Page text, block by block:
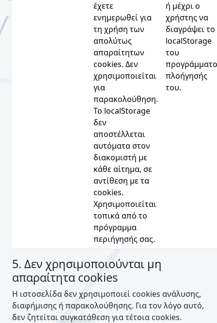
έχετε
ενημερωθεί για
τη χρήση των
απολύτως
απαραίτητων
cookies. Δεν
χρησιμοποιείται
για
παρακολούθηση.
Το localStorage
δεν
αποστέλλεται
αυτόματα στον
διακομιστή με
κάθε αίτημα, σε
αντίθεση με τα
cookies.
Χρησιμοποιείται
τοπικά από το
πρόγραμμα
περιήγησής σας.
ή μέχρι ο
χρήστης να
διαγράψει το
localStorage
του
πλοήγησής
του.
5. Δεν χρησιμοποιούνται μη
απαραίτητα cookies
Η ιστοσελίδα δεν χρησιμοποιεί cookies ανάλυσης,
διαφήμισης ή παρακολούθησης. Για τον λόγο αυτό,
δεν ζητείται συγκατάθεση για τέτοια cookies.